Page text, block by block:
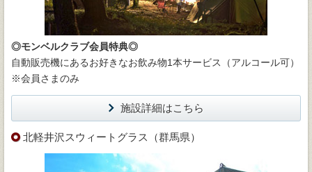
◎モンベルクラブ会員特典◎
自動販売機にあるお好きなお飲み物1本サービス（アルコール可）
※会員さまのみ
施設詳細はこちら
北軽井沢スウィートグラス（群馬県）